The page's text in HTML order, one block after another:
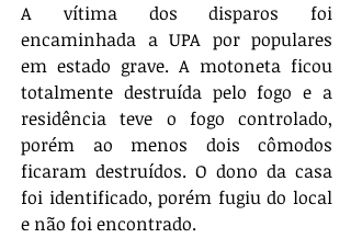
A vítima dos disparos foi
encaminhada a UPA por populares
em estado grave. A motoneta ficou
totalmente destruída pelo fogo e a
residência teve o fogo controlado,
porém ao menos dois cômodos
ficaram destruídos. O dono da casa
foi identificado, porém fugiu do local
e não foi encontrado.